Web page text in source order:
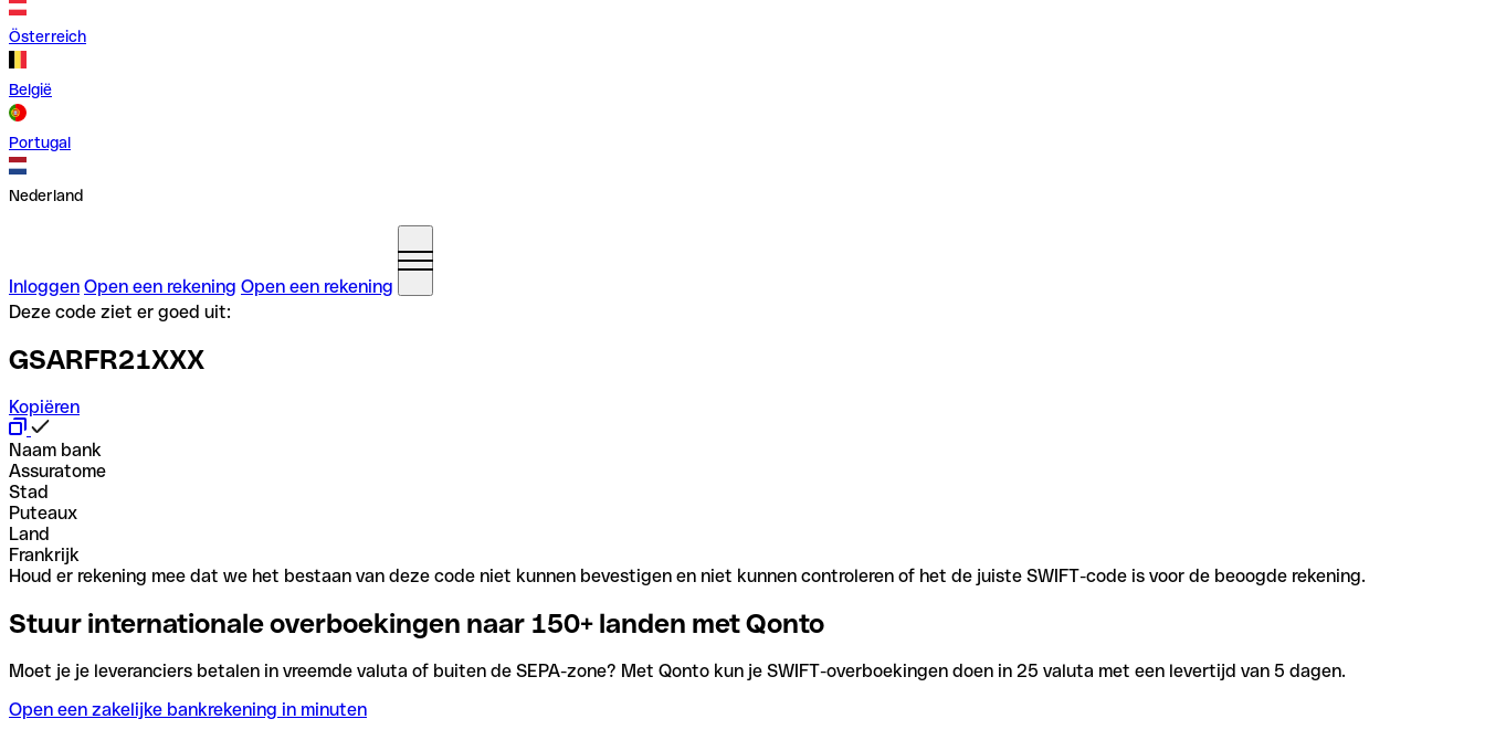
Österreich
België
Portugal
Nederland
Inloggen Open een rekening Open een rekening
Deze code ziet er goed uit:
GSARFR21XXX
Kopiëren
Naam bank
Assuratome
Stad
Puteaux
Land
Frankrijk
Houd er rekening mee dat we het bestaan van deze code niet kunnen bevestigen en niet kunnen controleren of het de juiste SWIFT-code is voor de beoogde rekening.
Stuur internationale overboekingen naar 150+ landen met Qonto
Moet je je leveranciers betalen in vreemde valuta of buiten de SEPA-zone? Met Qonto kun je SWIFT-overboekingen doen in 25 valuta met een levertijd van 5 dagen.
Open een zakelijke bankrekening in minuten